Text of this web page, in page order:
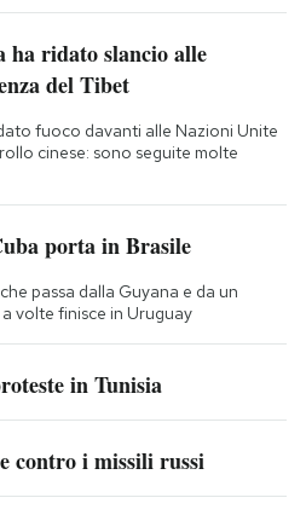
ridato slancio alle
del Tibet
fuoco davanti alle Nazioni Unite
cinese: sono seguite molte
porta in Brasile
passa dalla Guyana e da un
volte finisce in Uruguay
in Tunisia
contro i missili russi